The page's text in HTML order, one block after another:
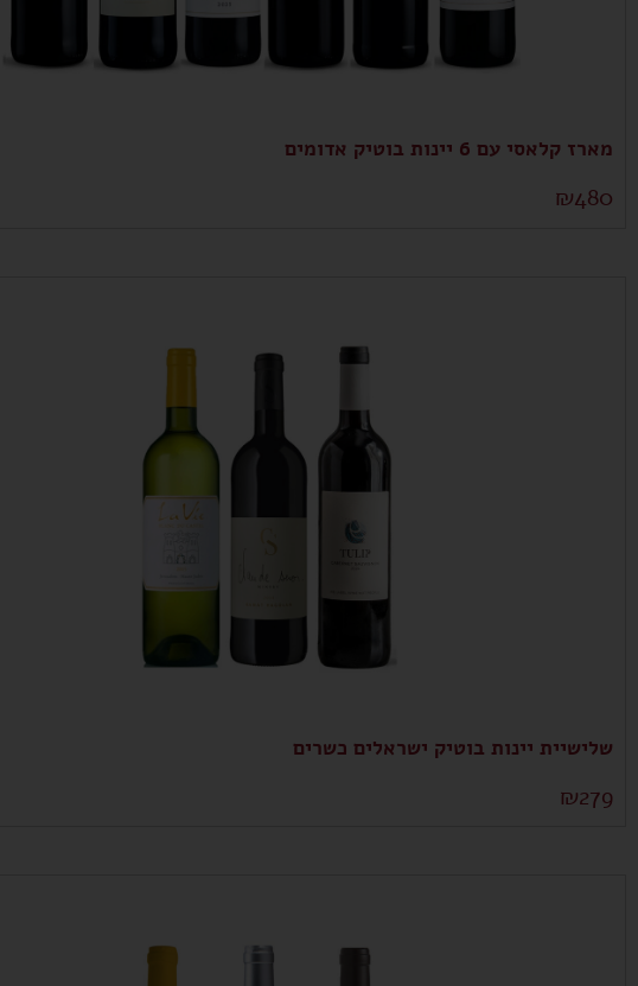
מארז קלאסי עם 6 יינות בוטיק אדומים
₪480
שלישיית יינות בוטיק ישראלים כשרים
₪279